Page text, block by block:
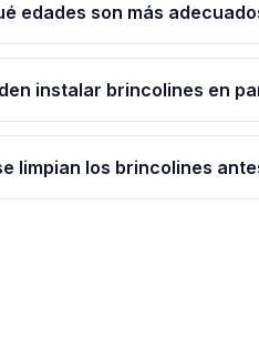
edades son más
instalar brincolines en
limpian los brincolines